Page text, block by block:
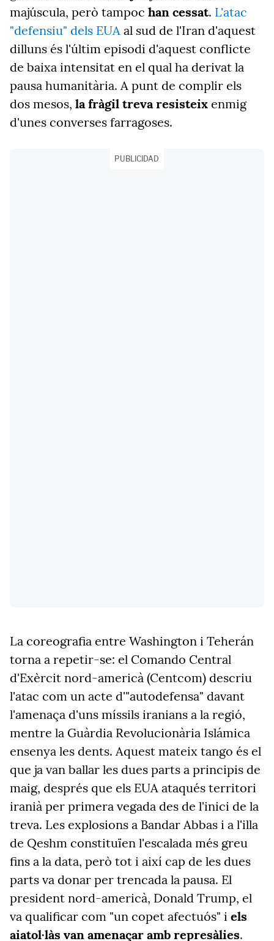
majúscula, però tampoc han cessat. L'atac
"defensiu" dels EUA al sud de l'Iran d'aquest
dilluns és l'últim episodi d'aquest conflicte
de baixa intensitat en el qual ha derivat la
pausa humanitària. A punt de complir els
dos mesos, la fràgil treva resisteix enmig
d'unes converses farragoses.
PUBLICIDAD
La coreografia entre Washington i Teherán
torna a repetir-se: el Comando Central
d'Exèrcit nord-americà (Centcom) descriu
l'atac com un acte d'"autodefensa" davant
l'amenaça d'uns míssils iranians a la regió,
mentre la Guàrdia Revolucionària Islámica
ensenya les dents. Aquest mateix tango és el
que ja van ballar les dues parts a principis de
maig, després que els EUA ataqués territori
iranià per primera vegada des de l'inici de la
treva. Les explosions a Bandar Abbas i a l'illa
de Qeshm constituïen l'escalada més greu
fins a la data, però tot i així cap de les dues
parts va donar per trencada la pausa. El
president nord-americà, Donald Trump, el
va qualificar com "un copet afectuós" i els
aiatol·làs van amenaçar amb represàlies.